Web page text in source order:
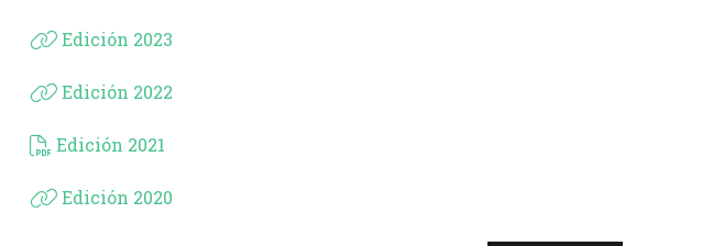
Edición 2023
Edición 2022
Edición 2021
Edición 2020